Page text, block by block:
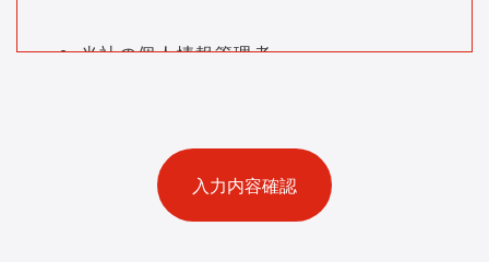
当社の個人情報管理者
個人情報の利用目的
お預かりした個人情報は、お問い合わせ
にお答えするため、もしくは依頼された